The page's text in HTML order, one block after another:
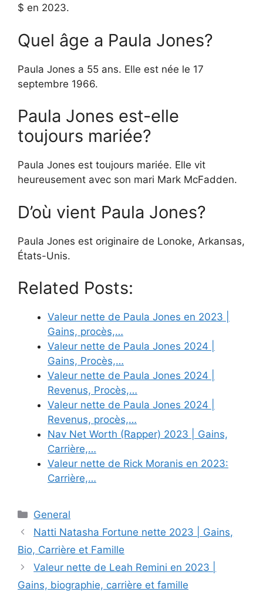
$ en 2023.
Quel âge a Paula Jones?
Paula Jones a 55 ans. Elle est née le 17
septembre 1966.
Paula Jones est-elle
toujours mariée?
Paula Jones est toujours mariée. Elle vit
heureusement avec son mari Mark McFadden.
D’où vient Paula Jones?
Paula Jones est originaire de Lonoke, Arkansas,
États-Unis.
Related Posts:
Valeur nette de Paula Jones en 2023 |
Gains, procès,…
Valeur nette de Paula Jones 2024 |
Gains, Procès,…
Valeur nette de Paula Jones 2024 |
Revenus, Procès,…
Valeur nette de Paula Jones 2024 |
Revenus, procès,…
Nav Net Worth (Rapper) 2023 | Gains,
Carrière,…
Valeur nette de Rick Moranis en 2023:
Carrière,…
Categories
General
Natti Natasha Fortune nette 2023 | Gains,
Bio, Carrière et Famille
Valeur nette de Leah Remini en 2023 |
Gains, biographie, carrière et famille